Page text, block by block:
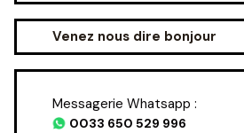
Venez nous dire bonjour
Messagerie Whatsapp :
0033 650 529 996